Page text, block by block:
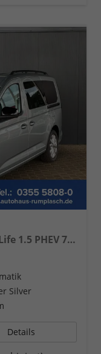
eHybrid 150 PS Plug-in-Hybrid Life 1.5 PHEV 7 Sitze DSG
Silver
Details